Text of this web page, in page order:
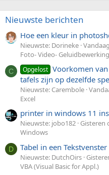
Nieuwste berichten
Hoe een kleur in
Nieuwste: Dorineke
Foto- Video- Geluidbewerking
C Opgelost Voorkomen
tafels zijn op dezelfde
Nieuwste: Carembole
Excel
printer in windows 11
Nieuwste: jobo182 Gisteren
Windows
D Tabel in een
Nieuwste: DutchOirs
VBA (Visual Basic for Appl.)